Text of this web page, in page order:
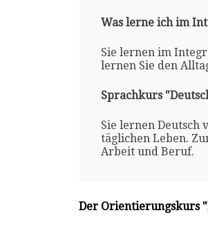
Was lerne ich im
Sie lernen im
lernen Sie den
Sprachkurs
Sie lernen Deutsch
täglichen Leben.
Arbeit und Beruf.
Der Orientierungskurs